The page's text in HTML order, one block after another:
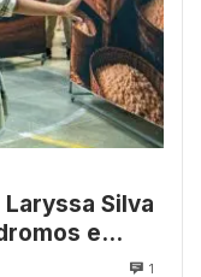
Silva
e
Sertão
1